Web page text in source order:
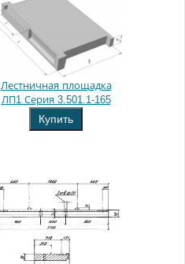
Лестничная площадка
ЛП1 Серия 3.501.1-165
Купить